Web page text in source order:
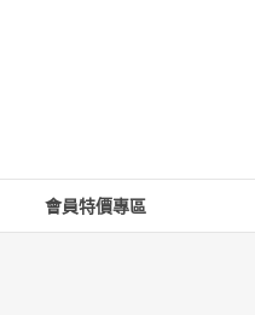
會員特價專區